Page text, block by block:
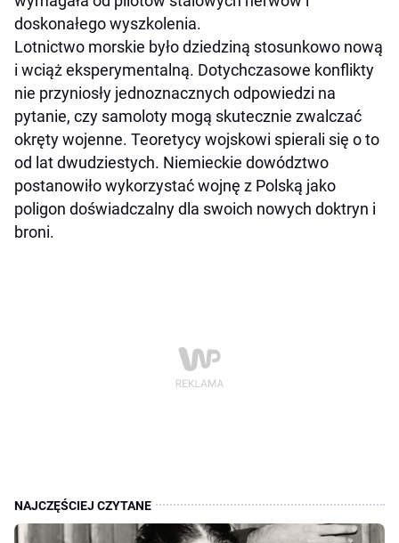
doskonałego wyszkolenia.
Lotnictwo morskie było dziedziną stosunkowo nową
i wciąż eksperymentalną. Dotychczasowe konflikty
nie przyniosły jednoznacznych odpowiedzi na
pytanie, czy samoloty mogą skutecznie zwalczać
okręty wojenne. Teoretycy wojskowi spierali się o to
od lat dwudziestych. Niemieckie dowództwo
postanowiło wykorzystać wojnę z Polską jako
poligon doświadczalny dla swoich nowych doktryn i
broni.